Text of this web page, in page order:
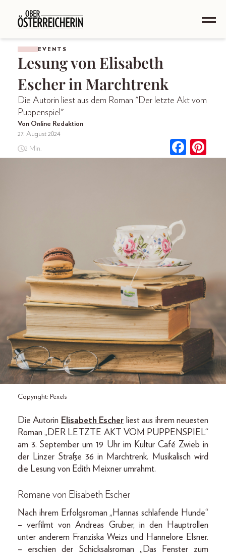
EVENTS
Lesung von Elisabeth
Escher in Marchtrenk
Die Autorin liest aus dem Roman "Der letzte Akt vom
Puppenspiel"
Von Online Redaktion
27. August 2024
2 Min.
Copyright: Pexels
Die Autorin Elisabeth Escher liest aus ihrem neuesten
Roman „DER LETZTE AKT VOM PUPPENSPIEL“
am 3. September um 19 Uhr im Kultur Café Zwieb in
der Linzer Straße 36 in Marchtrenk. Musikalisch wird
die Lesung von Edith Meixner umrahmt.
Romane von Elisabeth Escher
Nach ihrem Erfolgsroman „Hannas schlafende Hunde“
– verfilmt von Andreas Gruber, in den Hauptrollen
unter anderem Franziska Weizs und Hannelore Elsner.
– erschien der Schicksalsroman „Das Fenster zum